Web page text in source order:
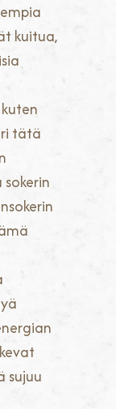
kuitua,
tätä
sujuu